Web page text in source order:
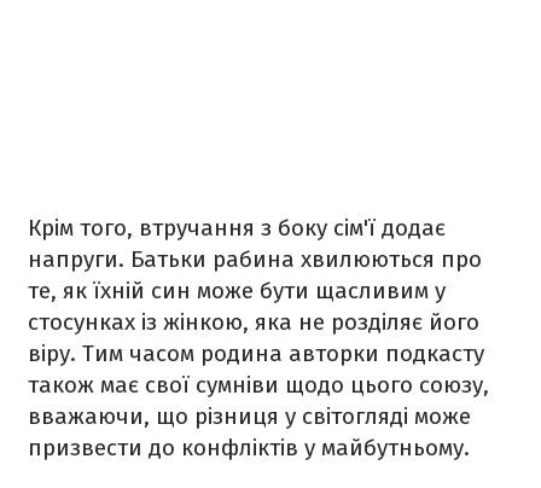
Крім того, втручання з боку сім'ї додає
напруги. Батьки рабина хвилюються про
те, як їхній син може бути щасливим у
стосунках із жінкою, яка не розділяє його
віру. Тим часом родина авторки подкасту
також має свої сумніви щодо цього союзу,
вважаючи, що різниця у світогляді може
призвести до конфліктів у майбутньому.